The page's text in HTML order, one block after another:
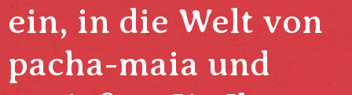
ein, in die Welt von
pacha-maia und